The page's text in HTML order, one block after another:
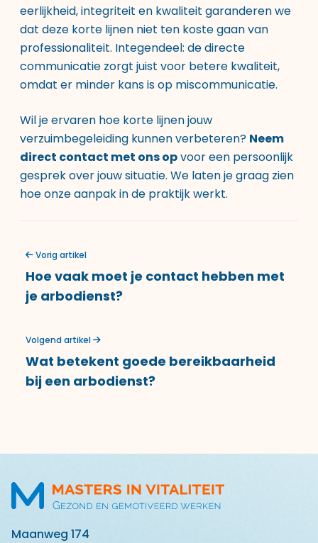
eerlijkheid, integriteit en kwaliteit garanderen we
dat deze korte lijnen niet ten koste gaan van
professionaliteit. Integendeel: de directe
communicatie zorgt juist voor betere kwaliteit,
omdat er minder kans is op miscommunicatie.
Wil je ervaren hoe korte lijnen jouw
verzuimbegeleiding kunnen verbeteren? Neem
direct contact met ons opvoor een persoonlijk
gesprek over jouw situatie. We laten je graag zien
hoe onze aanpak in de praktijk werkt.
Vorig artikel
Hoe vaak moet je contact hebben met
je arbodienst?
Volgend artikel
Wat betekent goede bereikbaarheid
bij een arbodienst?
Maanweg 174